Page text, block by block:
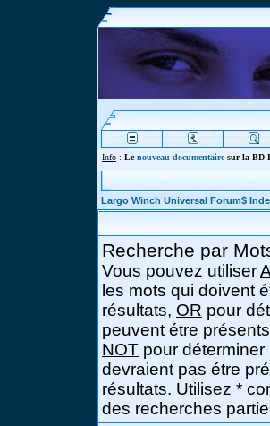
Info : Lenouveau documentairesur la BD
Largo Winch Universal Forum$
Recherche par
Vous pouvez utiliser
les mots qui doivent
résultats, OR pour
peuvent étre
NOT pour
devraient pas étre
résultats. Utilisez *
des recherches